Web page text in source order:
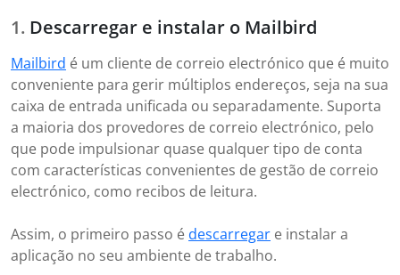
Descarregar e instalar o Mailbird
Mailbird é um cliente de correio electrónico que é muito
conveniente para gerir múltiplos endereços, seja na sua
caixa de entrada unificada ou separadamente. Suporta
a maioria dos provedores de correio electrónico, pelo
que pode impulsionar quase qualquer tipo de conta
com características convenientes de gestão de correio
electrónico, como recibos de leitura.
Assim, o primeiro passo é descarregar e instalar a
aplicação no seu ambiente de trabalho.